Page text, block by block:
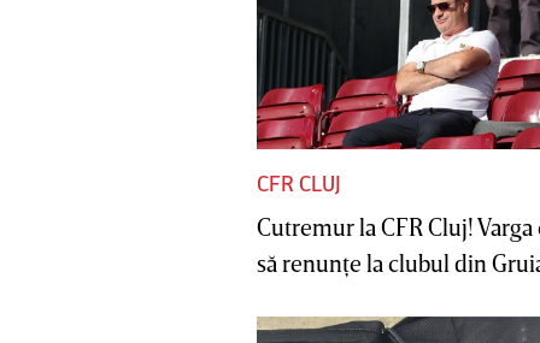
CFR CLUJ
Cutremur la CFR Cluj! Varga
să renunţe la clubul din